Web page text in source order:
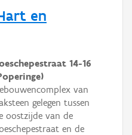
en
14-16
van
gelegen tussen
oostzijde van de
en de